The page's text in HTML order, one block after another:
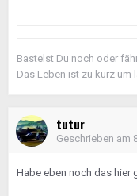
Bastelst Du noch oder
Das Leben ist zu kurz um
tutur
Geschrieben am
Habe eben noch das hier